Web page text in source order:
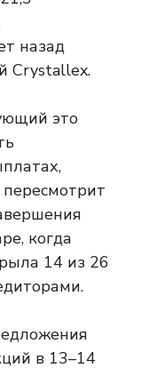
назад
Crystallex.
это
когда
14 из 26
в 13–14